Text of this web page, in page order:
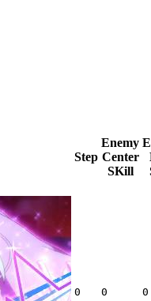
Step
Enemy
Center
SKill
0 0 0